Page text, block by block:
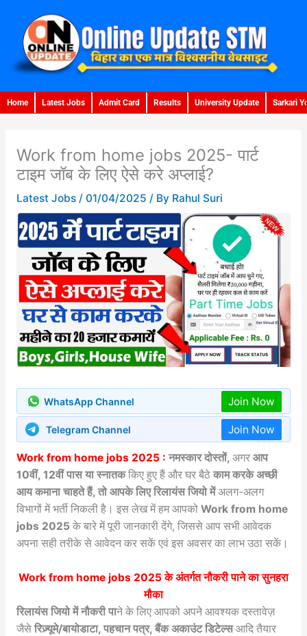
content
Home Latest Jobs Admit Card Results University Update Sarkari
Work from home jobs 2025- पार्ट
टाइम जॉब के लिए ऐसे करे अप्लाई?
Latest Jobs/ 01/04/2025 / By Rahul Suri
WhatsApp Channel Join Now
Telegram Channel Join Now
Work from home jobs 2025 : नमस्कार दोस्तों, अगर आप
10वीं, 12वीं पास या स्नातककिए हुए हैं और घर बैठेकाम करके अच्छी
आय कमाना चाहते हैं, तो आपके लिए रिलायंस जियो मेंअलग-अलग
विभागों में भर्ती निकली है। इस लेख में हम आपको Work from home
jobs 2025 के बारे में पूरी जानकारी देंगे, जिससे आप सभी आवेदक
अपना सही तरीके से आवेदन कर सकें एवं इस अवसर का लाभ उठा सकें।
Work from home jobs 2025के अंतर्गत नौकरी पाने का सुनहरा
मौका
रिलायंस जियो में नौकरी पाने के लिए आपको अपने आवश्यक दस्तावेज़
जैसे रिज़्यूमे/बायोडाटा, पहचान पत्र, बैंक अकाउंट डिटेल्सआदि तैयार